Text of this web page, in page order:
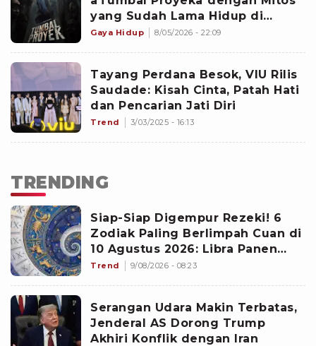
yang Sudah Lama Hidup di
Tengah Masyarakat
Gaya Hidup 8/05/2026 - 22:09
Tayang Perdana Besok, VIU Rilis
Saudade: Kisah Cinta, Patah Hati
dan Pencarian Jati Diri
Trend 3/03/2025 - 16:13
TRENDING
Siap-Siap Digempur Rezeki! 6
Zodiak Paling Berlimpah Cuan di
10 Agustus 2026: Libra Panen
Proyek Emas
Trend 9/08/2026 - 08:23
Serangan Udara Makin Terbatas,
Jenderal AS Dorong Trump
Akhiri Konflik dengan Iran